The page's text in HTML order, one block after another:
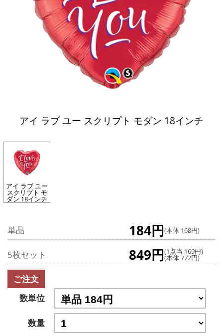
アイ ラブ ユー スクリプト モダン 18インチ
アイ ラブ ユー
スクリプト モ
ダン 18インチ
単品 184円(本体 168円)
5枚セット 849円(1点当 169円)
(本体 772円)
ご注文
数単位
数量